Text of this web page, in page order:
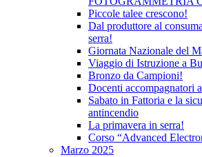
Piccole talee crescono!
Dal produttore al
serra!
Giornata Nazionale del
Viaggio di Istruzione a
Bronzo da Campioni!
Docenti accompagnatori
Sabato in Fattoria e la
antincendio
La primavera in serra!
Corso “Advanced
Marzo 2025